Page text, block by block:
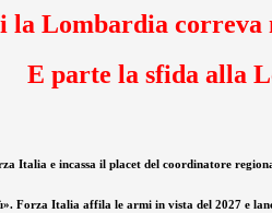
la Lombardia correva
E parte la sfida alla
Italia e incassa il placet del coordinatore
Forza Italia affila le armi in vista del 2027 e